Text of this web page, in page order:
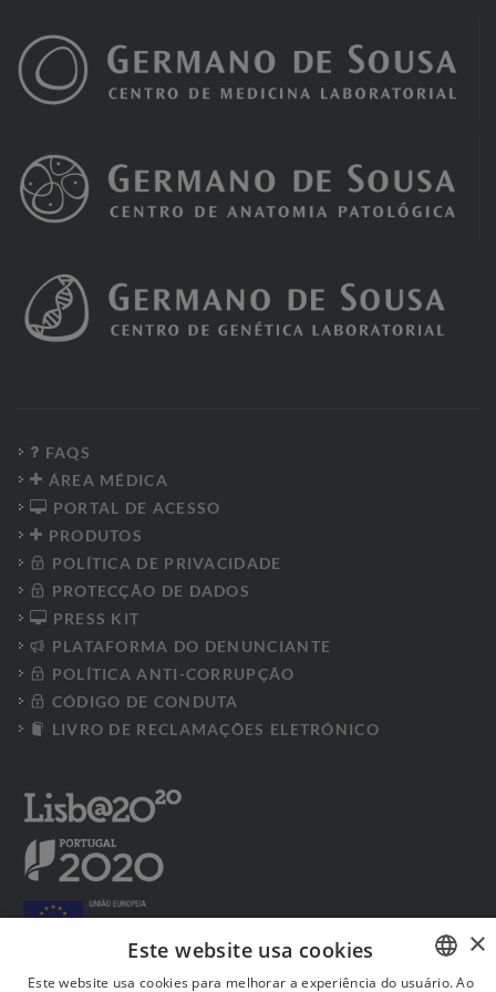
FAQS
ÁREA MÉDICA
PORTAL DE ACESSO
PRODUTOS
POLÍTICA DE PRIVACIDADE
PROTECÇÃO DE DADOS
PRESS KIT
PLATAFORMA DO DENUNCIANTE
POLÍTICA ANTI-CORRUPÇÃO
CÓDIGO DE CONDUTA
LIVRO DE RECLAMAÇÕES ELETRÓNICO
×
Este website usa cookies
Este website usa cookies para melhorar a experiência do usuário. Ao